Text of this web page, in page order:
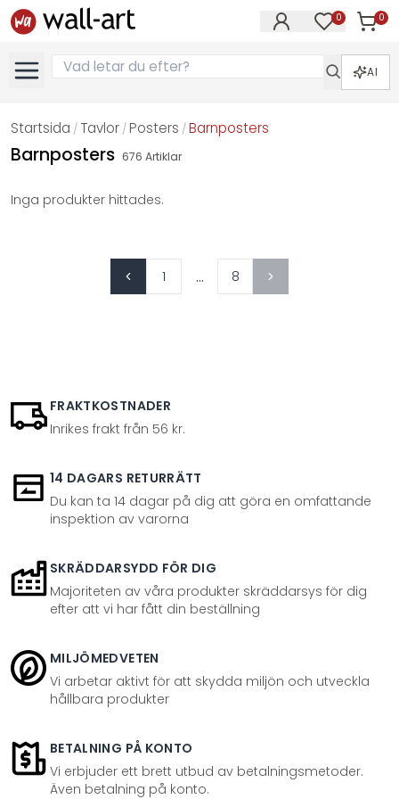
0 0
AI
Startsida / Tavlor / Posters /Barnposters
Barnposters 676 Artiklar
Inga produkter hittades.
1 ... 8
FRAKTKOSTNADER
Inrikes frakt från 56 kr.
14 DAGARS RETURRÄTT
Du kan ta 14 dagar på dig att göra en omfattande
inspektion av varorna
SKRÄDDARSYDD FÖR DIG
Majoriteten av våra produkter skräddarsys för dig
efter att vi har fått din beställning
MILJÖMEDVETEN
Vi arbetar aktivt för att skydda miljön och utveckla
hållbara produkter
BETALNING PÅ KONTO
Vi erbjuder ett brett utbud av betalningsmetoder.
Även betalning på konto.